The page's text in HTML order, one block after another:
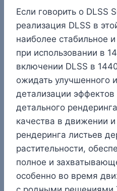
Если говорить о DLSS
реализация DLSS в
наиболее стабильное
при использовании в
включении DLSS в
ожидать улучшенного
детализации эффектов
детального
качества в движении
рендеринга листьев
растительности,
полное и
особенно во время